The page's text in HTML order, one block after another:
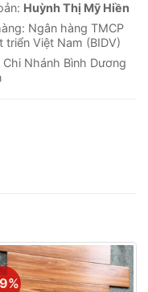
Huỳnh Thị Mỹ Hiền
Ngân hàng TMCP
triển Việt Nam (BIDV)
Nhánh Bình Dương